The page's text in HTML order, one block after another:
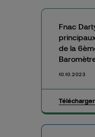
Fnac
de la
10.10.2023
Télécharger